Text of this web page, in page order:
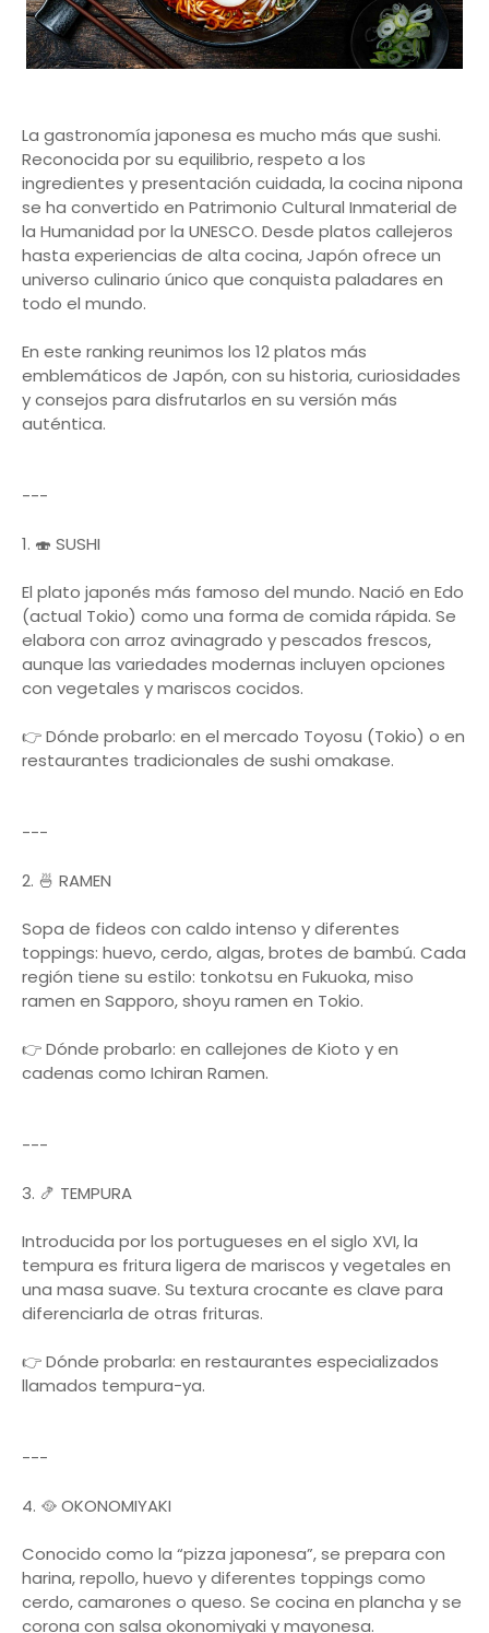
La gastronomía japonesa es mucho más que sushi.
Reconocida por su equilibrio, respeto a los
ingredientes y presentación cuidada, la cocina nipona
se ha convertido en Patrimonio Cultural Inmaterial de
la Humanidad por la UNESCO. Desde platos callejeros
hasta experiencias de alta cocina, Japón ofrece un
universo culinario único que conquista paladares en
todo el mundo.
En este ranking reunimos los 12 platos más
emblemáticos de Japón, con su historia, curiosidades
y consejos para disfrutarlos en su versión más
auténtica.
---
1. 🍣 SUSHI
El plato japonés más famoso del mundo. Nació en Edo
(actual Tokio) como una forma de comida rápida. Se
elabora con arroz avinagrado y pescados frescos,
aunque las variedades modernas incluyen opciones
con vegetales y mariscos cocidos.
👉 Dónde probarlo: en el mercado Toyosu (Tokio) o en
restaurantes tradicionales de sushi omakase.
---
2. 🍜 RAMEN
Sopa de fideos con caldo intenso y diferentes
toppings: huevo, cerdo, algas, brotes de bambú. Cada
región tiene su estilo: tonkotsu en Fukuoka, miso
ramen en Sapporo, shoyu ramen en Tokio.
👉 Dónde probarlo: en callejones de Kioto y en
cadenas como Ichiran Ramen.
---
3. 🍤 TEMPURA
Introducida por los portugueses en el siglo XVI, la
tempura es fritura ligera de mariscos y vegetales en
una masa suave. Su textura crocante es clave para
diferenciarla de otras frituras.
👉 Dónde probarla: en restaurantes especializados
llamados tempura-ya.
---
4. 🥘 OKONOMIYAKI
Conocido como la “pizza japonesa”, se prepara con
harina, repollo, huevo y diferentes toppings como
cerdo, camarones o queso. Se cocina en plancha y se
corona con salsa okonomiyaki y mayonesa.